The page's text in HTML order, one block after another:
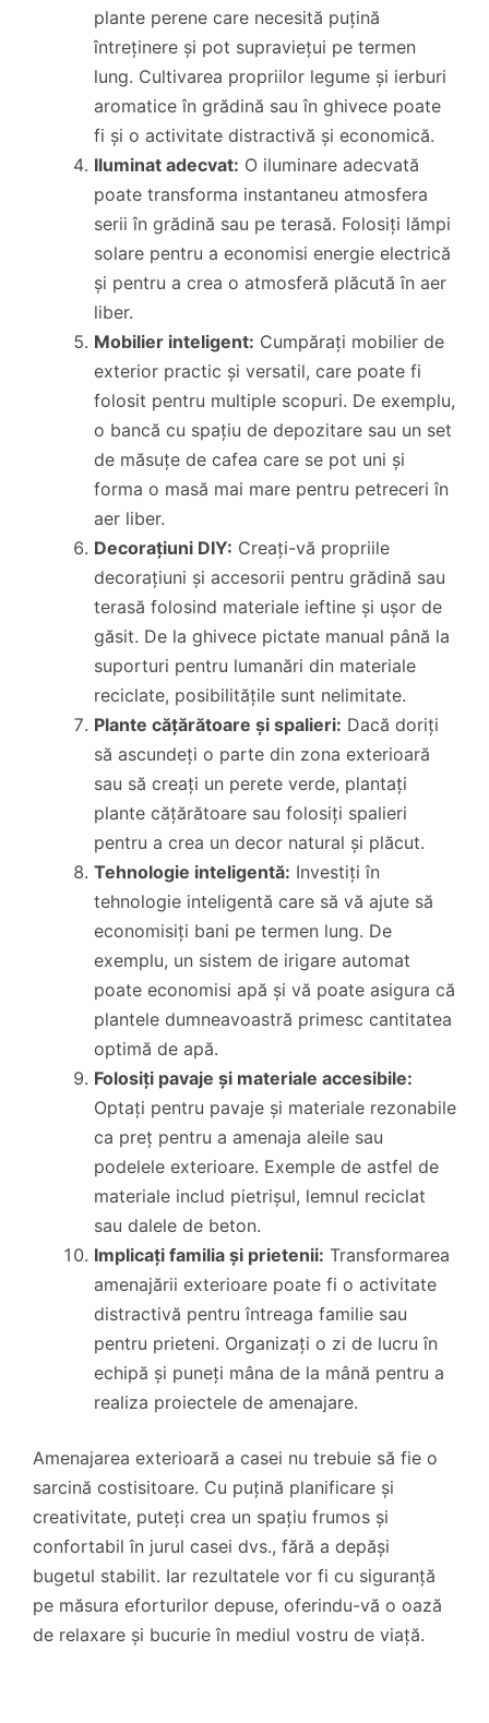
plante perene care necesită puțină
întreținere și pot supraviețui pe termen
lung. Cultivarea propriilor legume și ierburi
aromatice în grădină sau în ghivece poate
fi și o activitate distractivă și economică.
Iluminat adecvat: O iluminare adecvată
poate transforma instantaneu atmosfera
serii în grădină sau pe terasă. Folosiți lămpi
solare pentru a economisi energie electrică
și pentru a crea o atmosferă plăcută în aer
liber.
Mobilier inteligent: Cumpărați mobilier de
exterior practic și versatil, care poate fi
folosit pentru multiple scopuri. De exemplu,
o bancă cu spațiu de depozitare sau un set
de măsuțe de cafea care se pot uni și
forma o masă mai mare pentru petreceri în
aer liber.
Decorațiuni DIY: Creați-vă propriile
decorațiuni și accesorii pentru grădină sau
terasă folosind materiale ieftine și ușor de
găsit. De la ghivece pictate manual până la
suporturi pentru lumanări din materiale
reciclate, posibilitățile sunt nelimitate.
Plante cățărătoare și spalieri: Dacă doriți
să ascundeți o parte din zona exterioară
sau să creați un perete verde, plantați
plante cățărătoare sau folosiți spalieri
pentru a crea un decor natural și plăcut.
Tehnologie inteligentă: Investiți în
tehnologie inteligentă care să vă ajute să
economisiți bani pe termen lung. De
exemplu, un sistem de irigare automat
poate economisi apă și vă poate asigura că
plantele dumneavoastră primesc cantitatea
optimă de apă.
Folosiți pavaje și materiale accesibile:
Optați pentru pavaje și materiale rezonabile
ca preț pentru a amenaja aleile sau
podelele exterioare. Exemple de astfel de
materiale includ pietrișul, lemnul reciclat
sau dalele de beton.
Implicați familia și prietenii: Transformarea
amenajării exterioare poate fi o activitate
distractivă pentru întreaga familie sau
pentru prieteni. Organizați o zi de lucru în
echipă și puneți mâna de la mână pentru a
realiza proiectele de amenajare.
Amenajarea exterioară a casei nu trebuie să fie o
sarcină costisitoare. Cu puțină planificare și
creativitate, puteți crea un spațiu frumos și
confortabil în jurul casei dvs., fără a depăși
bugetul stabilit. Iar rezultatele vor fi cu siguranță
pe măsura eforturilor depuse, oferindu-vă o oază
de relaxare și bucurie în mediul vostru de viață.